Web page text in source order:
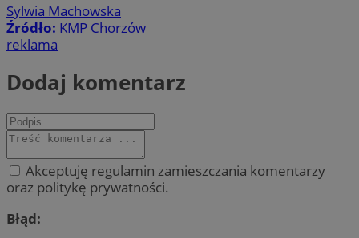
Sylwia Machowska
Źródło: KMP Chorzów
reklama
Dodaj komentarz
Akceptuję regulamin zamieszczania komentarzy
oraz politykę prywatności.
Błąd: